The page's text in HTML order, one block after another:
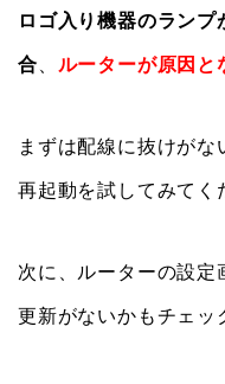
ロゴ入り機器のラン
合 ルーターが原因と
まずは配線に抜けが
再起動を試してみてく
次に、ルーターの設定
更新がないかもチェッ